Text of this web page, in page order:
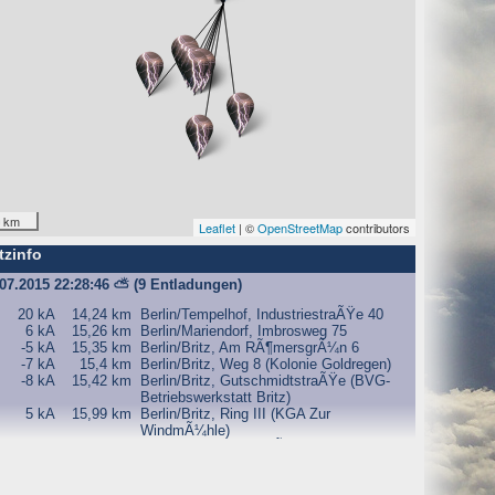
über Zugriffe auf die Website und speichern diese
AG, der Websitebetreiber nutzt diese Daten nicht.
zu erkennen, um z. B. Missbrauchsfälle aufklären zu
aufgehoben werden, sind sie solange von der
und der Webseiten auf der Basis der Logfiles ohne
zu.
Besuch der Website durch die einzelnen Seiten
Benötigt wird der Cookie allerdings auch nur,
km Leaflet | ©OpenStreetMapcontributors
22:28:46 ⛅ (9 Entladungen)
20 kA 14,24 km
Berlin/Tempelhof, IndustriestraÃŸe 40
6 kA 15,26 km
Berlin/Mariendorf, Imbrosweg 75
-5 kA 15,35 km
Berlin/Britz, Am RÃ¶mersgrÃ¼n 6
-7 kA 15,4 km
Berlin/Britz, Weg 8 (Kolonie Goldregen)
-8 kA 15,42 km
Berlin/Britz, GutschmidtstraÃŸe (BVG-
Betriebswerkstatt Britz)
5 kA 15,99 km
Berlin/Britz, Ring III (KGA Zur
WindmÃ¼hle)